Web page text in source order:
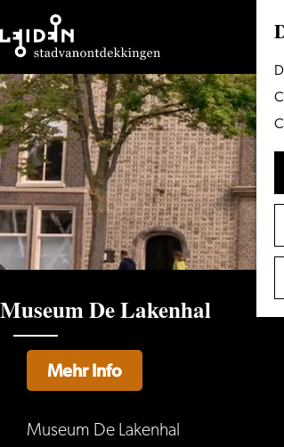
Gehen
Sie
zur
Homepage
Museum De Lakenhal
Museum De Lakenhal
Mehr Info